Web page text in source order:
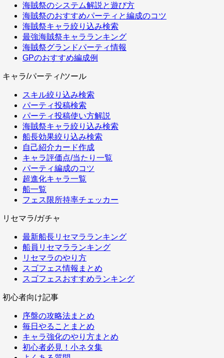
海賊祭のシステム解説と遊び方
海賊祭のおすすめパーティと編成のコツ
海賊祭キャラ絞り込み検索
最強海賊祭キャラランキング
海賊祭グランドパーティ情報
GPのおすすめ編成例
キャラ/パーティ/ツール
スキル絞り込み検索
パーティ投稿検索
パーティ投稿使い方解説
海賊祭キャラ絞り込み検索
船長効果絞り込み検索
自己紹介カード作成
キャラ評価点/当たり一覧
パーティ編成のコツ
超進化キャラ一覧
船一覧
フェス限所持率チェッカー
リセマラ/ガチャ
最新船長リセマラランキング
船員リセマラランキング
リセマラのやり方
スゴフェス情報まとめ
スゴフェスおすすめランキング
初心者向け記事
序盤の攻略法まとめ
毎日やることまとめ
キャラ強化のやり方まとめ
初心者必見！小ネタ集